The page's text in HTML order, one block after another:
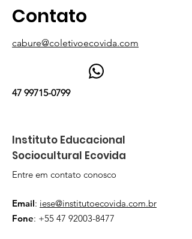
Contato
cabure@coletivoecovida.com
47 99715-0799
Instituto Educacional
Sociocultural Ecovida
Entre em contato conosco
Email: iese@institutoecovida.com.br
Fone: +55 47 92003-8477